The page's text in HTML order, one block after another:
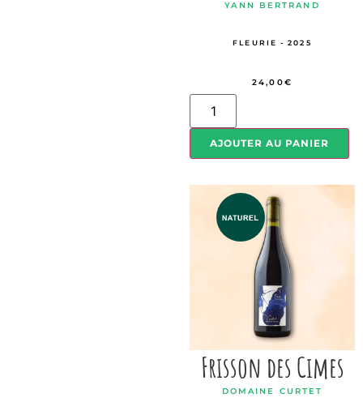
YANN BERTRAND
FLEURIE - 2025
24,00€
AJOUTER AU PANIER
Frisson des Cimes
DOMAINE CURTET